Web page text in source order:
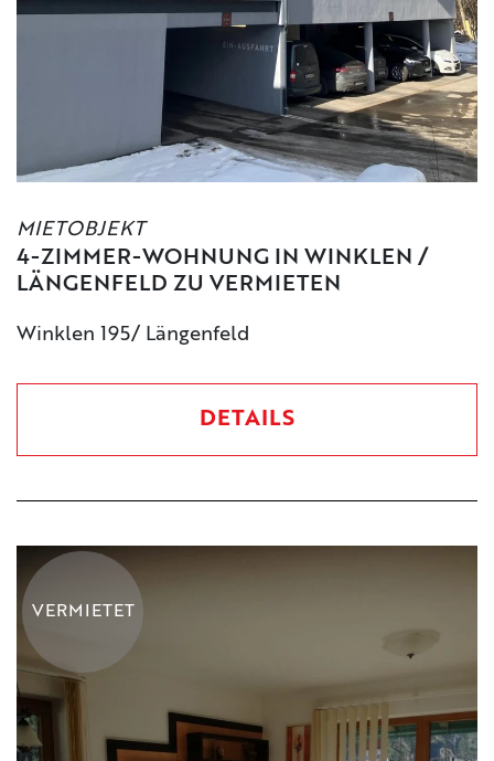
MIETOBJEKT
4-ZIMMER-WOHNUNG IN WINKLEN /
LÄNGENFELD ZU VERMIETEN
Winklen 195/ Längenfeld
DETAILS
VERMIETET